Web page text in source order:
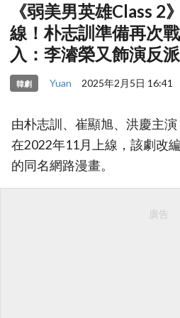
《弱美男英雄Class 2
線！朴志訓準備再次
入：李濬榮又飾演反派
韓劇 Yuan 2025年2月5日 16:41
由朴志訓、崔顯旭、洪慶主演
在2022年11月上線，該劇改
的同名網路漫畫。
廣告